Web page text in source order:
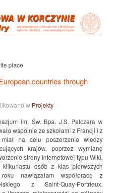
place
countries through
w Projekty
im. Św. Bpa. J.S. Pelczara w
wspólnie ze szkołami z Francji i z
na celu poszerzenie wiedzy
krajów, poprzez wymianę
strony internetowej typu Wiki.
osób z klas pierwszych
nawiązałam współpracę z
z Saint-Quay-Portrieux,